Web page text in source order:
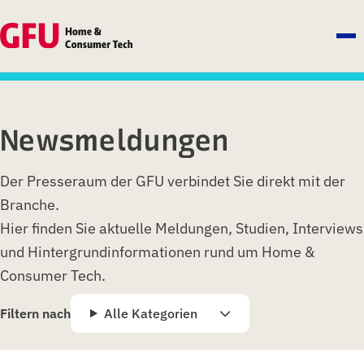
Newsmeldungen
Der Presseraum der GFU verbindet Sie direkt mit der
Branche.
Hier finden Sie aktuelle Meldungen, Studien, Interviews
und Hintergrundinformationen rund um Home &
Consumer Tech.
Filtern nach Alle Kategorien